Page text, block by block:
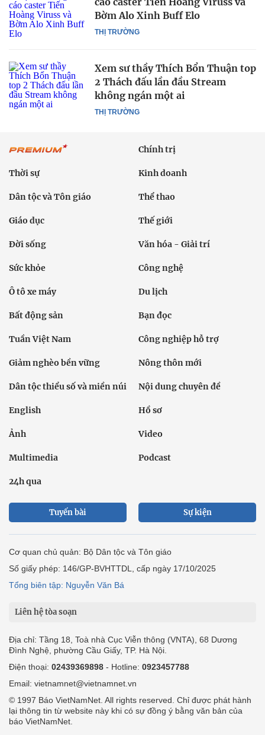
THỊ TRƯỜNG
Bờm Alo Xinh Buff Elo
THỊ TRƯỜNG
Xem sư thầy Thích Bổn Thuận top
2 Thách đấu lần đầu Stream
không ngán một ai
Chính trị
Thời sự Kinh doanh
Dân tộc và Tôn giáo Thể thao
Giáo dục Thế giới
Đời sống Văn hóa - Giải trí
Sức khỏe Công nghệ
Ô tô xe máy Du lịch
Bất động sản Bạn đọc
Tuần Việt Nam Công nghiệp hỗ trợ
Giảm nghèo bền vững Nông thôn mới
Dân tộc thiểu số và miền núi Nội dung chuyên đề
English Hồ sơ
Ảnh Video
Multimedia Podcast
24h qua
Tuyến bài Sự kiện
Cơ quan chủ quản: Bộ Dân tộc và Tôn giáo
Số giấy phép: 146/GP-BVHTTDL, cấp ngày 17/10/2025
Tổng biên tập: Nguyễn Văn Bá
Liên hệ tòa soạn
Địa chỉ: Tầng 18, Toà nhà Cục Viễn thông (VNTA), 68 Dương
Đình Nghệ, phường Cầu Giấy, TP. Hà Nội.
Điện thoại: 02439369898 - Hotline: 0923457788
Email: vietnamnet@vietnamnet.vn
© 1997 Báo VietNamNet. All rights reserved. Chỉ được phát hành
lại thông tin từ website này khi có sự đồng ý bằng văn bản của
báo VietNamNet.